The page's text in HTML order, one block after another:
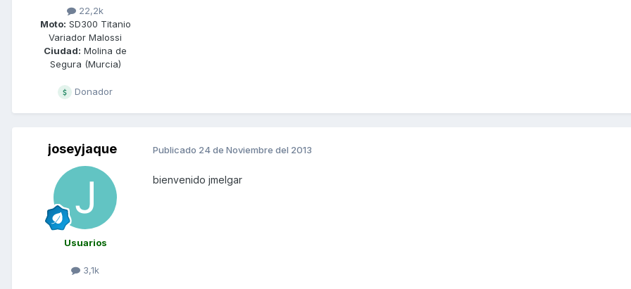
22,2k
Moto: SD300 Titanio
Variador Malossi
Ciudad: Molina de
Segura (Murcia)
Donador
joseyjaque
Usuarios
3,1k
Publicado 24 de Noviembre del 2013
bienvenido jmelgar